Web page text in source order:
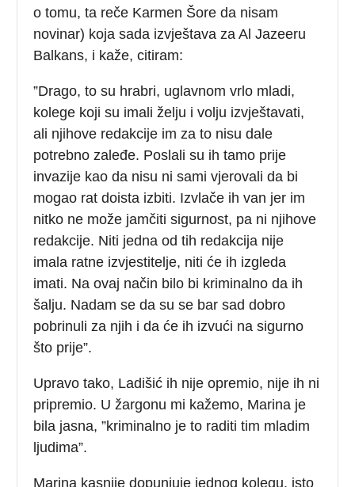
o tomu, ta reče Karmen Šore da nisam
novinar) koja sada izvještava za Al Jazeeru
Balkans, i kaže, citiram:
”Drago, to su hrabri, uglavnom vrlo mladi,
kolege koji su imali želju i volju izvještavati,
ali njihove redakcije im za to nisu dale
potrebno zaleđe. Poslali su ih tamo prije
invazije kao da nisu ni sami vjerovali da bi
mogao rat doista izbiti. Izvlače ih van jer im
nitko ne može jamčiti sigurnost, pa ni njihove
redakcije. Niti jedna od tih redakcija nije
imala ratne izvjestitelje, niti će ih izgleda
imati. Na ovaj način bilo bi kriminalno da ih
šalju. Nadam se da su se bar sad dobro
pobrinuli za njih i da će ih izvući na sigurno
što prije”.
Upravo tako, Ladišić ih nije opremio, nije ih ni
pripremio. U žargonu mi kažemo, Marina je
bila jasna, ”kriminalno je to raditi tim mladim
ljudima”.
Marina kasnije dopunjuje jednog kolegu, isto